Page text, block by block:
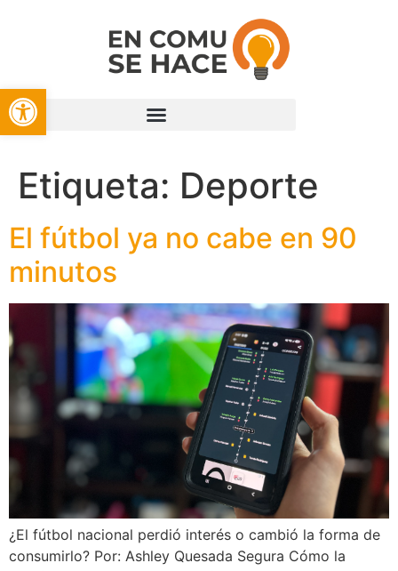
Open toolbar
Etiqueta: Deporte
El fútbol ya no cabe en 90
minutos
¿El fútbol nacional perdió interés o cambió la forma de
consumirlo? Por: Ashley Quesada Segura Cómo la